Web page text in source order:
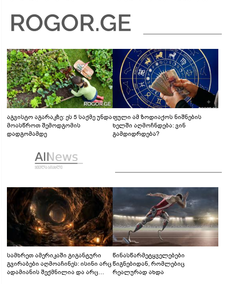
გადმოვასვენე... ბარამიძე კი
ტყუის"
აგვისტო აგარაკზე: ეს 5 საქმე უნდა
მოასწროთ შემოდგომის
დადგომამდე
ფული ამ ზოდიაქოს ნიშნების
ხელში აღმოჩნდება: ვინ
გამდიდრდება?
სამხრეთ ამერიკაში გიგანტური
გვირაბები აღმოაჩინეს: ისინი არც
ადამიანის შექმნილია და არც
წინასწარმეტყველებები
წიგნებიდან, რომლებიც
რეალურად ახდა